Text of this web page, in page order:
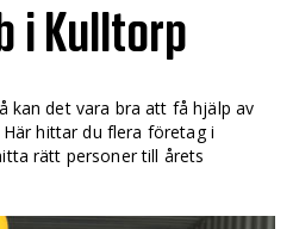
i Kulltorp
kan det vara bra att få hjälp av
hittar du flera företag i
rätt personer till årets